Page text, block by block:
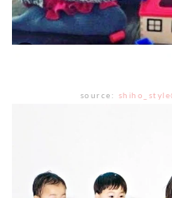
source: